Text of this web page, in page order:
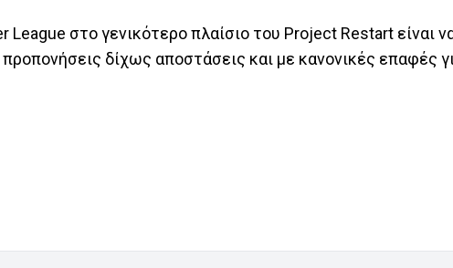
στο γενικότερο πλαίσιο του Project Restart είναι
δίχως αποστάσεις και με κανονικές επαφές